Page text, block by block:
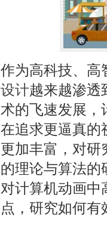
作为高科技、高
设计越来越渗透
术的飞速发展，
在追求更逼真的
更加丰富，对研
的理论与算法的
对计算机动画中
点，研究如何